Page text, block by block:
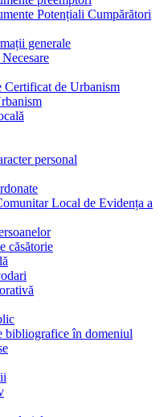
Potențiali Cumpărători
generale
Certificat de Urbanism
personal
Local de Evidența a
căsătorie
bibliografice în domeniul